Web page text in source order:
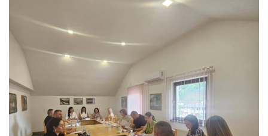
Замјеник начелника
Извјештај о раду начелника
СКУПШТИНА
Статут Општине